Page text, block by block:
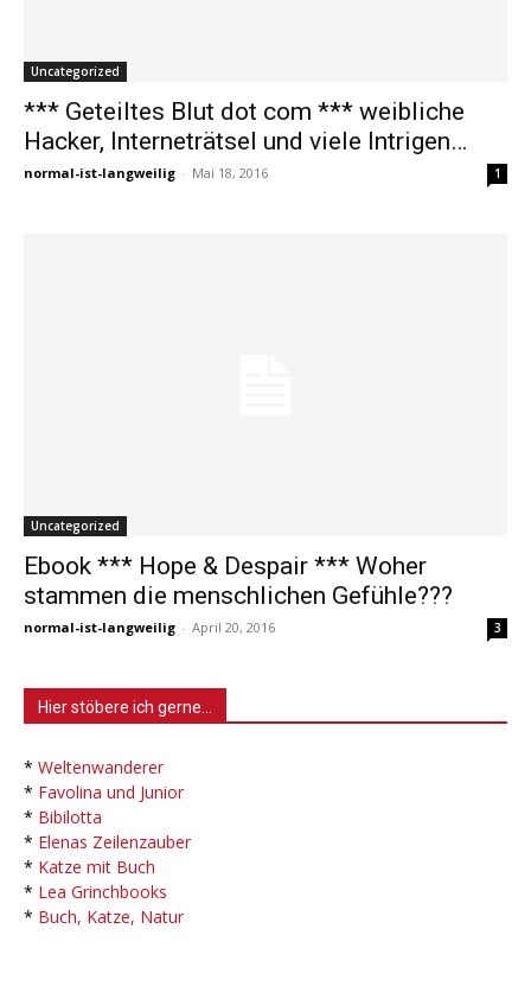
Uncategorized
*** Geteiltes Blut dot com *** weibliche
Hacker, Interneträtsel und viele Intrigen…
normal-ist-langweilig - Mai 18, 2016 1
Uncategorized
Ebook *** Hope & Despair *** Woher
stammen die menschlichen Gefühle???
normal-ist-langweilig - April 20, 2016 3
Hier stöbere ich gerne…
* Weltenwanderer
* Favolina und Junior
* Bibilotta
* Elenas Zeilenzauber
* Katze mit Buch
* Lea Grinchbooks
* Buch, Katze, Natur